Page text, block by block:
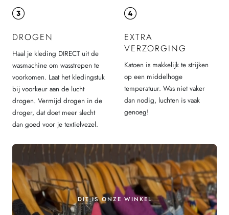
DROGEN
Haal je kleding DIRECT uit de
wasmachine om wasstrepen te
voorkomen. Laat het kledingstuk
bij voorkeur aan de lucht
drogen. Vermijd drogen in de
droger, dat doet meer slecht
dan goed voor je textielvezel.
EXTRA
VERZORGING
Katoen is makkelijk te strijken
op een middelhoge
temperatuur. Was niet vaker
dan nodig, luchten is vaak
genoeg!
DIT IS ONZE WINKEL